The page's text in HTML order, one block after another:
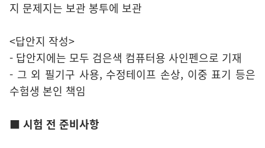
지 문제지는 보관 봉투에 보관
<답안지 작성>
- 답안지에는 모두 검은색 컴퓨터용 사인펜으로 기재
- 그 외 필기구 사용, 수정테이프 손상, 이중 표기 등은
수험생 본인 책임
■ 시험 전 준비사항